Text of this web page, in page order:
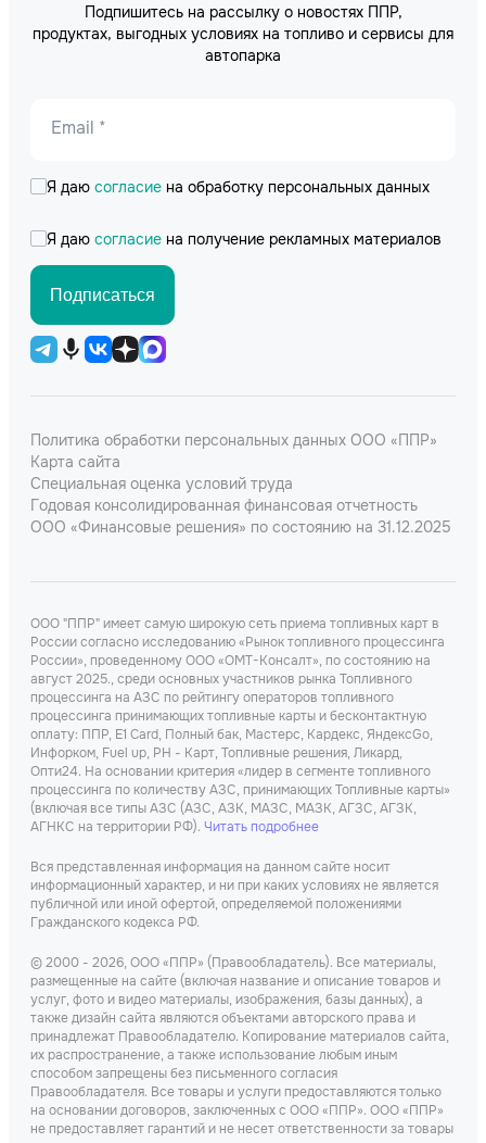
Подпишитесь на рассылку о новостях ППР,
продуктах, выгодных условиях на топливо и сервисы для
автопарка
Email *
Я даю согласие на обработку персональных данных
Я даю согласие на получение рекламных материалов
Подписаться
Политика обработки персональных данных ООО «ППР»
Карта сайта
Специальная оценка условий труда
Годовая консолидированная финансовая отчетность
ООО «Финансовые решения» по состоянию на 31.12.2025
ООО "ППР" имеет самую широкую сеть приема топливных карт в
России согласно исследованию «Рынок топливного процессинга
России», проведенному ООО «ОМТ-Консалт», по состоянию на
август 2025., среди основных участников рынка Топливного
процессинга на АЗС по рейтингу операторов топливного
процессинга принимающих топливные карты и бесконтактную
оплату: ППР, Е1 Card, Полный бак, Мастерс, Кардекс, ЯндексGo,
Инфорком, Fuel up, РН - Карт, Топливные решения, Ликард,
Опти24. На основании критерия «лидер в сегменте топливного
процессинга по количеству АЗС, принимающих Топливные карты»
(включая все типы АЗС (АЗС, АЗК, МАЗС, МАЗК, АГЗС, АГЗК,
АГНКС на территории РФ). Читать подробнее
Вся представленная информация на данном сайте носит
информационный характер, и ни при каких условиях не является
публичной или иной офертой, определяемой положениями
Гражданского кодекса РФ.
© 2000 - 2026, ООО «ППР» (Правообладатель). Все материалы,
размещенные на сайте (включая название и описание товаров и
услуг, фото и видео материалы, изображения, базы данных), а
также дизайн сайта являются объектами авторского права и
принадлежат Правообладателю. Копирование материалов сайта,
их распространение, а также использование любым иным
способом запрещены без письменного согласия
Правообладателя. Все товары и услуги предоставляются только
на основании договоров, заключенных с ООО «ППР». ООО «ППР»
не предоставляет гарантий и не несет ответственности за товары